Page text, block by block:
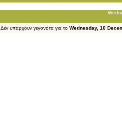
Δέν υπάρχουν γεγονότα για το Wednesday, 10